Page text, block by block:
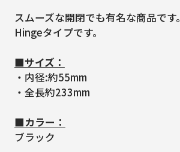
スムーズな開閉でも有名な商品です。
Hingeタイプです。
■サイズ：
・内径:約55mm
・全長約233mm
■カラー：
ブラック